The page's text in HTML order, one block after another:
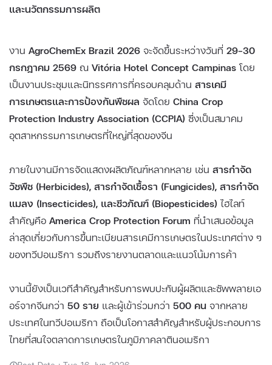
และนวัตกรรมการผลิต
งาน AgroChemEx Brazil 2026 จะจัดขึ้นระหว่างวันที่ 29–30
กรกฎาคม 2569 ณ Vitória Hotel Concept Campinas โดย
เป็นงานประชุมและนิทรรศการที่ครอบคลุมด้าน สารเคมี
การเกษตรและการป้องกันพืชผล จัดโดย China Crop
Protection Industry Association (CCPIA) ซึ่งเป็นสมาคม
อุตสาหกรรมการเกษตรที่ใหญ่ที่สุดของจีน
ภายในงานมีการจัดแสดงผลิตภัณฑ์หลากหลาย เช่น สารกำจัด
วัชพืช (Herbicides), สารกำจัดเชื้อรา (Fungicides), สารกำจัด
แมลง (Insecticides), และชีวภัณฑ์ (Biopesticides) ไฮไลท์
สำคัญคือ America Crop Protection Forum ที่นำเสนอข้อมูล
ล่าสุดเกี่ยวกับการขึ้นทะเบียนสารเคมีการเกษตรในประเทศต่าง ๆ
ของทวีปอเมริกา รวมถึงรายงานตลาดและแนวโน้มการค้า
งานนี้ยังเป็นเวทีสำคัญสำหรับการพบปะกับผู้ผลิตและซัพพลายเอ
อร์จากจีนกว่า 50 ราย และผู้เข้าร่วมกว่า 500 คน จากหลาย
ประเทศในทวีปอเมริกา ถือเป็นโอกาสสำคัญสำหรับผู้ประกอบการ
ไทยที่สนใจตลาดการเกษตรในภูมิภาคลาตินอเมริกา